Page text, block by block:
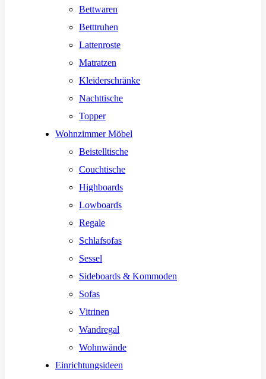
Bettwaren
Betttruhen
Lattenroste
Matratzen
Kleiderschränke
Nachttische
Topper
Wohnzimmer Möbel
Beistelltische
Couchtische
Highboards
Lowboards
Regale
Schlafsofas
Sessel
Sideboards & Kommoden
Sofas
Vitrinen
Wandregal
Wohnwände
Einrichtungsideen